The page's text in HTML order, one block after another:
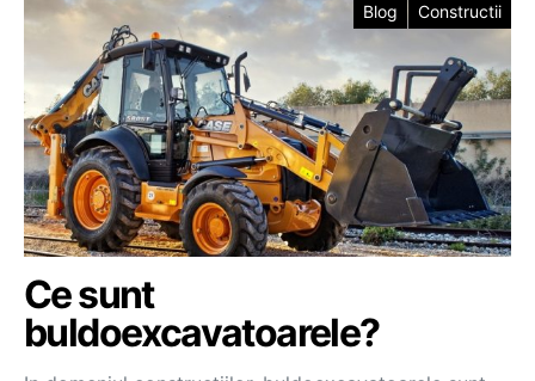
Blog Constructii
Ce sunt
buldoexcavatoarele?